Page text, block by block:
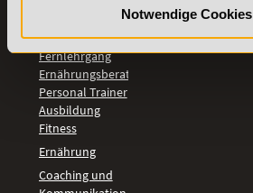
Notwendige Cookies
BILDUNGSBEREICHE
Fernlehrgang
Ernährungsberater
Personal Trainer
Ausbildung
Fitness
Ernährung
Coaching und